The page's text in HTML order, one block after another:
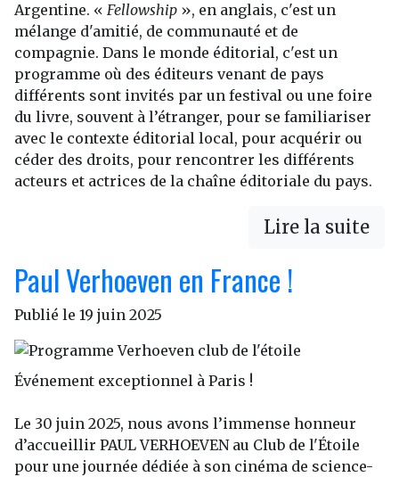
Argentine. « Fellowship », en anglais, c'est un
mélange d'amitié, de communauté et de
compagnie. Dans le monde éditorial, c'est un
programme où des éditeurs venant de pays
différents sont invités par un festival ou une foire
du livre, souvent à l’étranger, pour se familiariser
avec le contexte éditorial local, pour acquérir ou
céder des droits, pour rencontrer les différents
acteurs et actrices de la chaîne éditoriale du pays.
Lire la suite
Paul Verhoeven en France !
Publié le 19 juin 2025
Événement exceptionnel à Paris !
Le 30 juin 2025, nous avons l’immense honneur
d’accueillir PAUL VERHOEVEN au Club de l'Étoile
pour une journée dédiée à son cinéma de science-